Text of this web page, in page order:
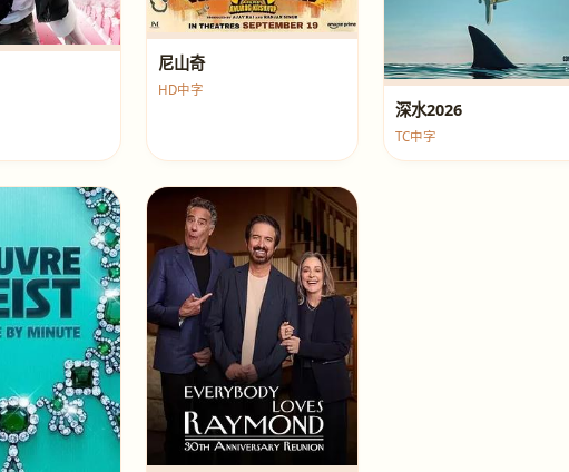
尼山奇
HD中字
深水2026
TC中字